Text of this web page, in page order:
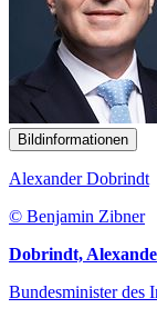
Bildinformationen
Alexander Dobrindt
© Benjamin Zibner
Dobrindt,
Bundesminister des